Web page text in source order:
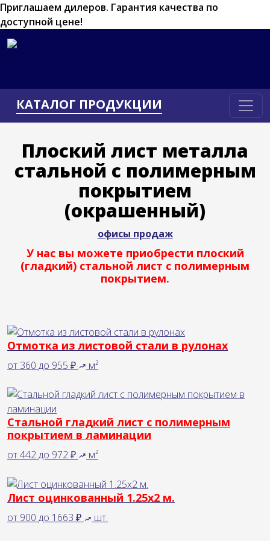
Приглашаем дилеров. Гарантия качества по
доступной цене!
КАТАЛОГ ПРОДУКЦИИ
Плоский лист металла
стальной с полимерным
покрытием
(окрашенный)
офисы продаж
У нас вы можете приобрести плоский
(гладкий) стальной лист с полимерным
покрытием.
Отмотка из листовой стали в рулонах
от 360 до 955 ₽ м²
Стальной гладкий лист с полимерным
покрытием в ламинации
от442до 972 ₽ м²
Лист оцинкованный 1.25х2 м.
от 900 до 1663 ₽ шт.